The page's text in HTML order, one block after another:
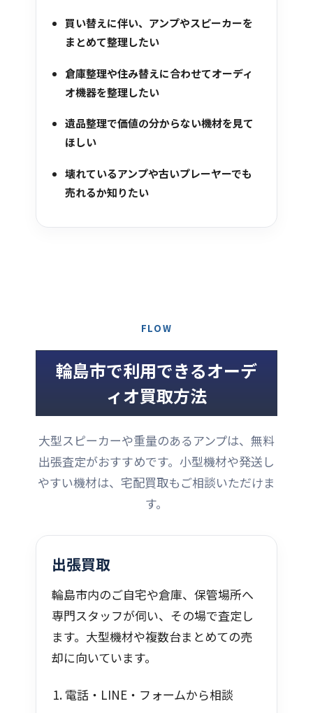
買い替えに伴い、アンプやスピーカーを
まとめて整理したい
倉庫整理や住み替えに合わせてオーディ
オ機器を整理したい
遺品整理で価値の分からない機材を見て
ほしい
壊れているアンプや古いプレーヤーでも
売れるか知りたい
FLOW
輪島市で利用できるオーデ
ィオ買取方法
大型スピーカーや重量のあるアンプは、無料
出張査定がおすすめです。小型機材や発送し
やすい機材は、宅配買取もご相談いただけま
す。
出張買取
輪島市内のご自宅や倉庫、保管場所へ
専門スタッフが伺い、その場で査定し
ます。大型機材や複数台まとめての売
却に向いています。
電話・LINE・フォームから相談